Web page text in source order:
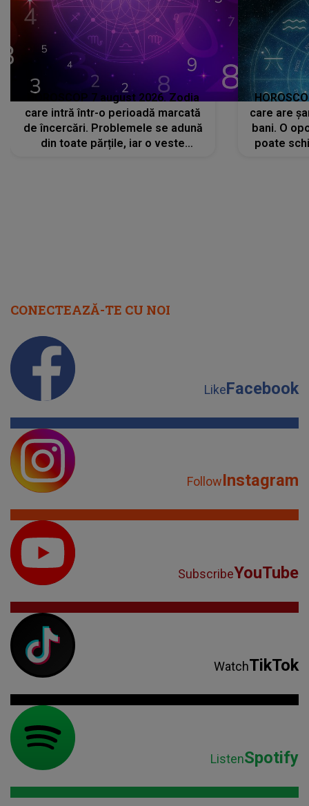
HOROSCOP 7 august 2026. Zodia
care intră într-o perioadă marcată
de încercări. Problemele se adună
din toate părțile, iar o veste
care are
bani. O
poate
CONECTEAZĂ-TE CU NOI
LikeFacebook
FollowInstagram
SubscribeYouTube
WatchTikTok
ListenSpotify